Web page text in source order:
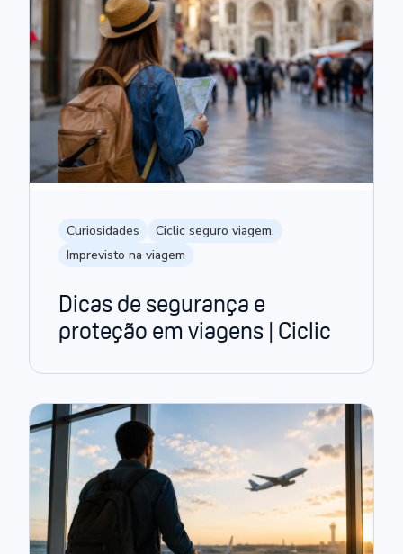
Curiosidades
Ciclic seguro viagem.
Imprevisto na viagem
Dicas de segurança e
proteção em viagens | Ciclic